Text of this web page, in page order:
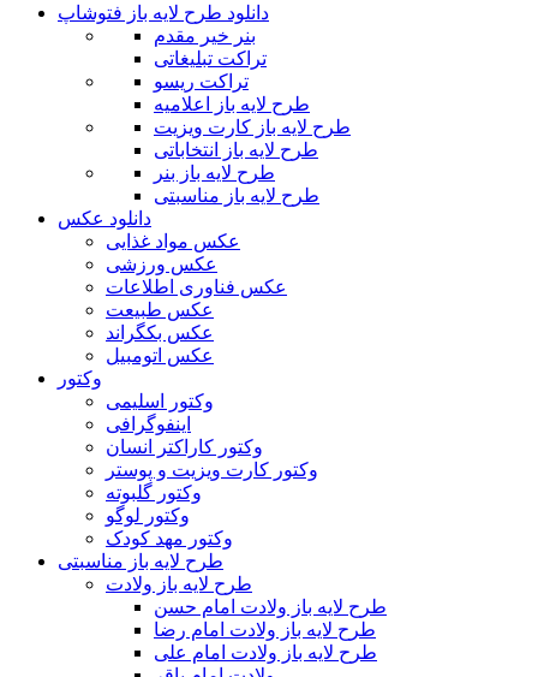
دانلود طرح لایه باز فتوشاپ
بنر خیر مقدم
تراکت تبلیغاتی
تراکت ریسو
طرح لایه باز اعلامیه
طرح لایه باز کارت ویزیت
طرح لایه باز انتخاباتی
طرح لایه باز بنر
طرح لایه باز مناسبتی
دانلود عکس
عکس مواد غذایی
عکس ورزشی
عکس فناوری اطلاعات
عکس طبیعت
عکس بکگراند
عکس اتومبیل
وکتور
وکتور اسلیمی
اینفوگرافی
وکتور کاراکتر انسان
وکتور کارت ویزیت و پوستر
وکتور گلبوته
وکتور لوگو
وکتور مهد کودک
طرح لایه باز مناسبتی
طرح لایه باز ولادت
طرح لایه باز ولادت امام حسن
طرح لایه باز ولادت امام رضا
طرح لایه باز ولادت امام علی